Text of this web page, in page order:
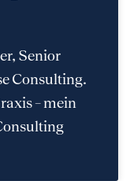
Senior
Consulting.
– mein